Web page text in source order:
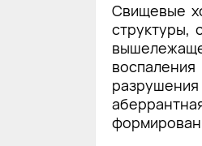
Свищевые
структуры,